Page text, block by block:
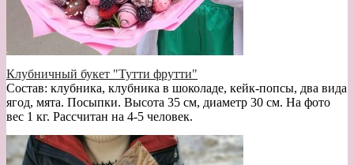
Клубничный букет "Тутти фрутти"
Состав: клубника, клубника в шоколаде, кейк-попсы, два вида
ягод, мята. Посыпки. Высота 35 см, диаметр 30 см. На фото
вес 1 кг. Рассчитан на 4-5 человек.